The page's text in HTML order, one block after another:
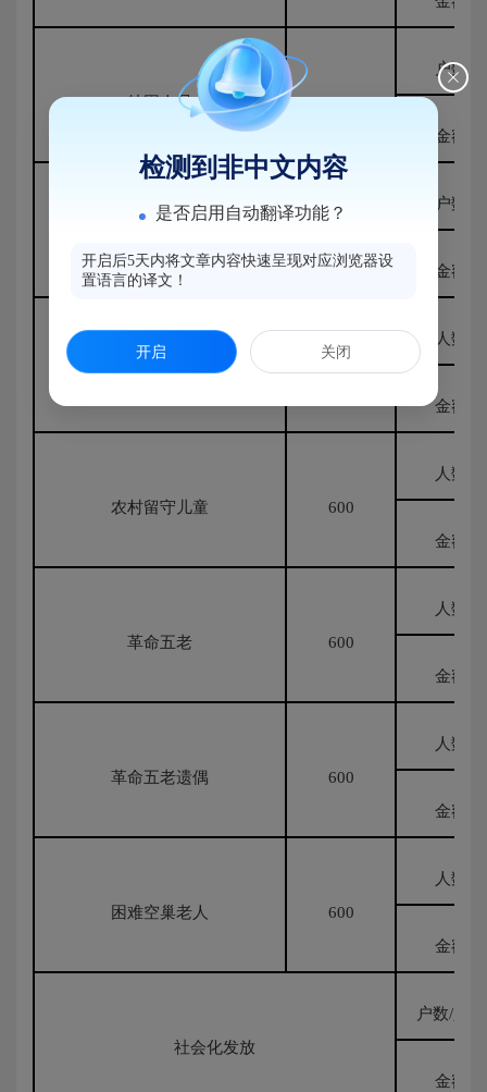
特困人员 600
户数
金额
户数
金额
事实无人抚养儿童 600
人数
金额
农村留守儿童 600
人数
金额
革命五老 600
人数
金额
革命五老遗偶 600
人数
金额
困难空巢老人 600
人数
金额
社会化发放
户数/人数
金额
检测到非中文内容
是否启用自动翻译功能？
开启后5天内将文章内容快速呈现对应浏览器设
置语言的译文！
开启 关闭